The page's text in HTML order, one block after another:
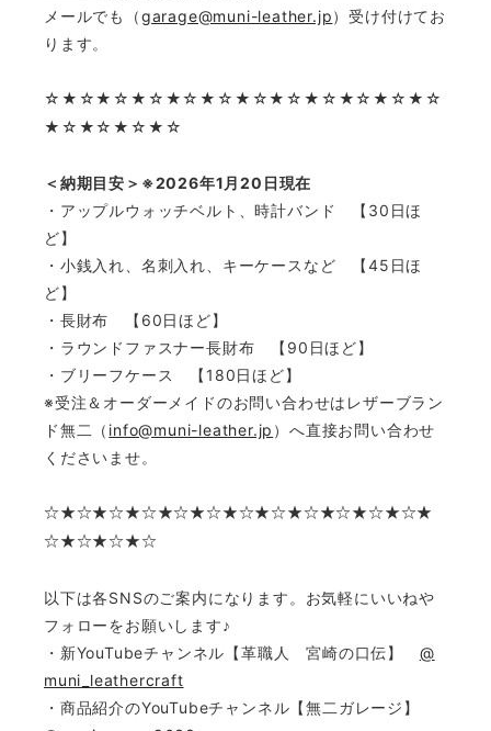
メールでも（garage@muni-leather.jp）受け付けてお
ります。
☆ ★☆★☆★☆★☆★☆★☆★☆★☆★☆★☆★☆
★☆★☆★☆★☆
＜納期目安＞※2026年1月20日現在
・アップルウォッチベルト、時計バンド 【30日ほ
ど】
・小銭入れ、名刺入れ、キーケースなど 【45日ほ
ど】
・長財布 【60日ほど】
・ラウンドファスナー長財布 【90日ほど】
・ブリーフケース 【180日ほど】
※受注＆オーダーメイドのお問い合わせはレザーブラン
ド無二（ info@muni-leather.jp ）へ直接お問い合わせ
くださいませ。
☆★☆★☆★☆★☆★☆★☆★☆★☆★☆★☆★☆★
☆★☆★☆★☆
以下は各SNSのご案内になります。お気軽にいいねや
フォローをお願いします♪
・新YouTubeチャンネル【革職人 宮崎の口伝】 @
muni_leathercraft
・商品紹介のYouTubeチャンネル【無二ガレージ】